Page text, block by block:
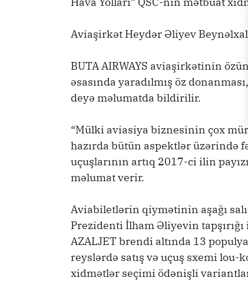
Aviaşirkət Heydər Əliyev
BUTA AIRWAYS aviaşirkətinin
əsasında yaradılmış öz
deyə məlumatda bildirilir.
“Mülki aviasiya biznesinin çox
hazırda bütün aspektlər üzərində
uçuşlarının artıq 2017-ci ilin
məlumat verir.
Aviabiletlərin qiymətinin aşağı
Prezidenti İlham Əliyevin
AZALJET brendi altında 13
reyslərdə satış və uçuş sxemi
xidmətlər seçimi ödənişli